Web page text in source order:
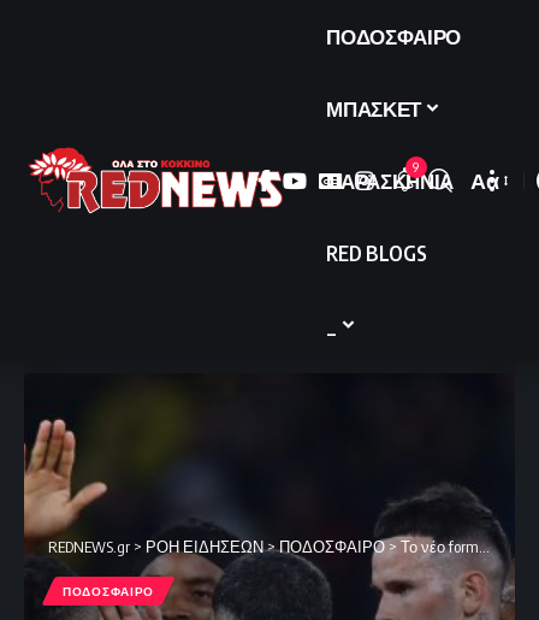
ΠΟΔΟΣΦΑΙΡΟ
ΜΠΑΣΚΕΤ
ΠΑΡΑΣΚΗΝΙΑ
RED BLOGS
9
Font
Αα
REDNEWS.gr > ΡΟΗ ΕΙΔΗΣΕΩΝ>ΠΟΔΟΣΦΑΙΡΟ> Το νέο format του Κυπέλλου Ελλάδος με πολλές αλλαγές και league phase!
ΠΟΔΟΣΦΑΙΡΟ